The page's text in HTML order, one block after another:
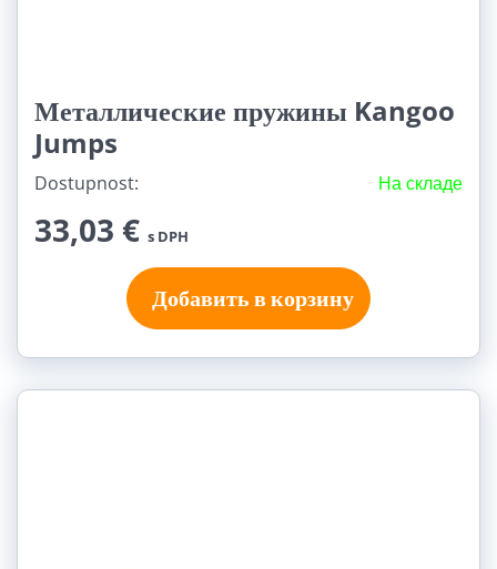
Металлические пружины Kangoo
Jumps
Dostupnost: На складе
33,03 € s DPH
Добавить в корзину